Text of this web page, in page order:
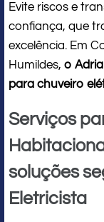
Evite riscos e
confiança, que
excelência. Em
Humildes, o
para chuveiro
Serviços
soluções
Eletricista